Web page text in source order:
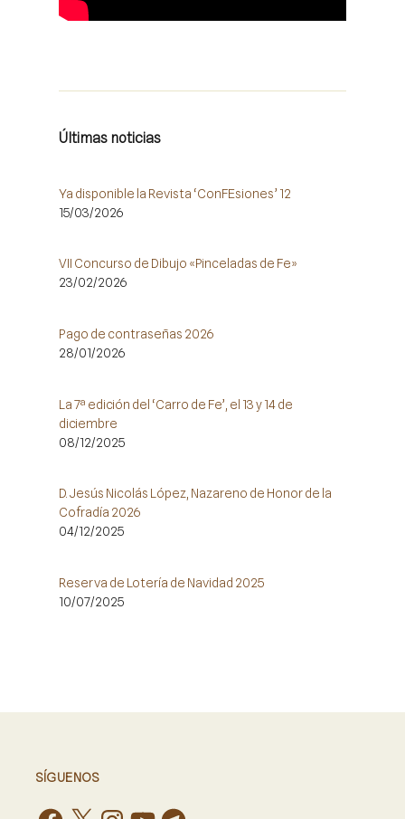
Últimas noticias
Ya disponible la Revista ‘ConFEsiones’ 12
15/03/2026
VII Concurso de Dibujo «Pinceladas de Fe»
23/02/2026
Pago de contraseñas 2026
28/01/2026
La 7ª edición del ‘Carro de Fe’, el 13 y 14 de
diciembre
08/12/2025
D. Jesús Nicolás López, Nazareno de Honor de la
Cofradía 2026
04/12/2025
Reserva de Lotería de Navidad 2025
10/07/2025
SÍGUENOS